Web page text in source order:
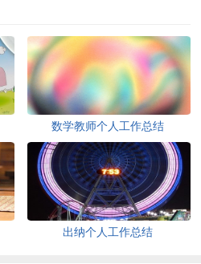
数学教师个人工作总结
出纳个人工作总结